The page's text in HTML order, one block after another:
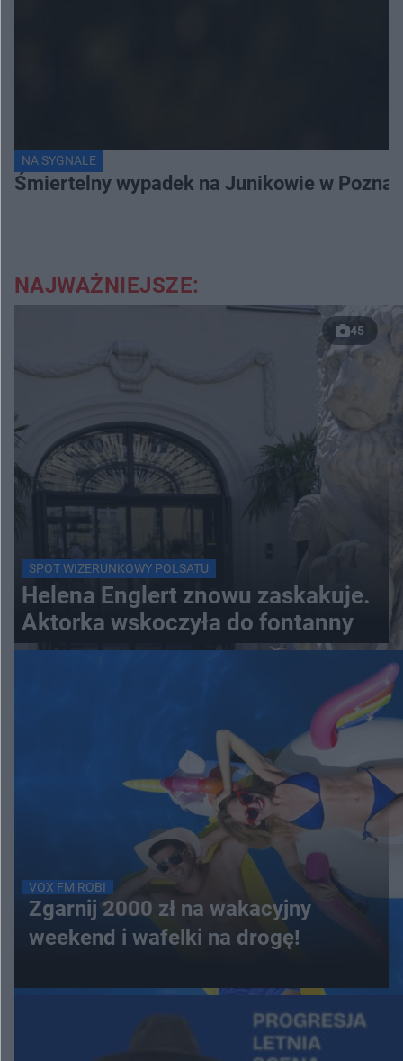
NA SYGNALE
Śmiertelny wypadek na Junikowie w
NAJWAŻNIEJSZE:
45
SPOT WIZERUNKOWY POLSATU
Helena Englert znowu zaskakuje.
Aktorka wskoczyła do fontanny
VOX FM ROBI
Zgarnij 2000 zł na wakacyjny
weekend i wafelki na drogę!